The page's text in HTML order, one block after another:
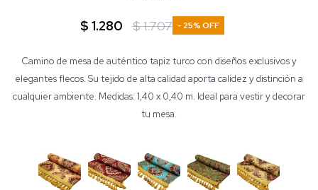
$ 1.280 $1.707 25
Camino de mesa de auténtico tapiz turco con diseños exclusivos y
elegantes flecos. Su tejido de alta calidad aporta calidez y distinción a
cualquier ambiente. Medidas: 1,40 x 0,40 m. Ideal para vestir y decorar
tu mesa.